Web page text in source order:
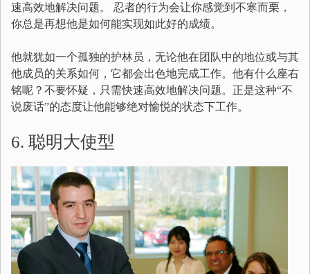
速高效地解决问题。 忍者的行为会让你感觉到不寒而栗，
你总是再想他是如何能实现如此好的成绩。
他就犹如一个孤独的护林员，无论他在团队中的地位或与其
他成员的关系如何，它都会出色地完成工作。他有什么座右
铭呢？不要怀疑，只需快速高效地解决问题。正是这种“不
说废话”的态度让他能够绝对愉悦的状态下工作。
6. 聪明大使型